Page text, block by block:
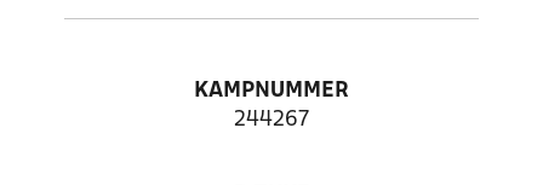
KAMPNUMMER
244267